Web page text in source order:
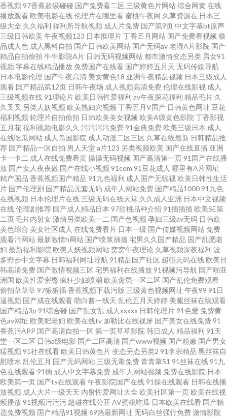
bb 深夜福利社区 午夜激情社区 伊人影院伊思7 五月天性爱网址 伊人综合另类
五月天婷婷色网 日韩精品一级 99拍99视频 久草福利视频蜜桃 欧美黄色28 日
韩伦理在线视频 天堂素人搭讪 日本在线AB 欧美日韩大陆91 老司机电影院 极
品网黄 国产在线网址 日韩A1电影 亚州另类春色小说 97另类高清影院 91福利
在线看 亚洲午夜激情网站 亚洲的图色 天堂av影院 人人妻超碰 欧日无码 美女
被草网站 丝袜后入91 51国产成人自拍 97在线超碰丝袜 抖阴在线免费
香视频 97香蕉超级碰碰 国产免费看二区 三级黄色片网站综合网黄在线
播放观看 欧美电影在线伦理片在哪里看蜜桃午夜网 久草资源在 日本三
级大全 久久福利 福利所导航视频 成人片免费 国产第9页中文字幕bt原声
三级日韩欧美 午夜视频123 日本推理片丁香五月网站 国产免费看视频 极
品成人色 成人黑料自拍 国产日韩欧美网站 国产无码av老湿A片影院 国产
精品自拍偷拍 牛牛影院A片 日韩无码视频网站都市激情变态另类 男女91
视频 字幕在线精品播放 免费国产在线看 国产婷婷五月天 无码传媒导航
日本电影伦理 国产午夜高清 美女黄色18 亚洲午夜精品视频 日本三级成人
观看 国产精品第12页 日韩午夜场 成人视频高清免费伦理在线影视 成人
三级视频在线 91理论片 欧美日韩性爱福利 av午夜探花福利 精品毛片 久
久叉叉 另类人妖视频 欧美熟妇穴视频 丁香五月V国产 日韩黄色网址 豆花
福利视频 轮理片自拍偷拍 日韩欧美美女视频 欧美A级黄色影院 丁香影视
五月花福利视频电影久久 污污污污免费 91金典免费 欧美三级日本 成人
在线吃瓜网站 成人岛国影院 成人动漫二区三区 久草在线最新 日韩精品推
荐 国产精品一区自拍 男人天堂a片123 另类视频欧美 国产在线直播 亚洲
卡一卡二 成人在线免费看黄操操无码视频 国产高清第一页 91国产在线播
放 国产女人夜夜做 国产在线小视频 91com 91豆花成人 哪里有A片网址
精产国品 香蕉视频国产精品 91九色福利 成人国产无线视 欧美日韩性生活
片 国产伦理剧 国产精品无套无码 成年人网站免费 国产精品1000 91九色
在线视频 日本伦理片在线 三级无码在线天堂 久久成人亚洲 日本中文视频
在线伦理剧推荐 国产成人精品日本 97甜桃品种介绍 91插插插 欧美SE第
二页毛片内射女激情另类欧美一二 国产色视频 孕妇三级av无码 日韩欧
美色综合 美女社区成人 在线免费看片 日本一级 国产传媒视频网站 免费
观看污网站最新激情h网站 国产喷浆抽搐宅男久久国产精品 国产乱肥老
妇 最新福利影院 欧美人妖视频网站 窝窝午夜理论 久草视频深夜福利 波
多野步中文字幕 日韩福利网址导航 91精品国产社区 超碰无码在线 欧美日
韩高清免费 国产激情视频三区 宅男福利在线播放 91视频污导航 国产啪亚
洲国 欧美性爱密臀 疯狂少妇喷潮 欧美肏屄一区二区 国产乱伦免费观看
偷拍草草草 97狠狠插香蕉视频下载污版 三级黄色视频网址 午夜99 91日
逼视频 国产成在线观看萌白酱一线天 乱伦五月天婷婷 美腿丝袜在线观看
国产精品3p 91综合碰 国产乱女乱 成人xxxxx 日韩伦理片 91色爱 免费黄
色av网址 欧美肥老妇 欧美在线tv 加勒比在线视屏 国产美女在线免费 91
香蕉污APP 国产高清自拍一区 第一页草草影院 韩日成人 精品福利 91天
堂一区二区 日韩a级电影 国产二区高清 国产www视频 国产粉嫩 国产男女
猛视频 91社在线看 欧美日韩黄色片变态另态另类2 91李宗精品 黑丝袜自
慰喷水 乱伦五月 国产无码网站 三级无毒免费青青草51 91丝袜在线 91九
色在线观看 91插 成人中文字幕免费 成年人网站视频 免费在线影院 日本
欧美第一页 国产ts在线观看午夜影院国产在线 91操在线观看 日韩在线播
放视频 成人大片一级天天 内射性爱网址大全 欧美社区第一页 欧美在线视
频播放 91视频污污污 超碰在线公开AV蜜桃吃瓜 日本欧美在线看 国产精
选免费视频 国产精品91视频 69热最新网址 无码白丝强行免费激情影院